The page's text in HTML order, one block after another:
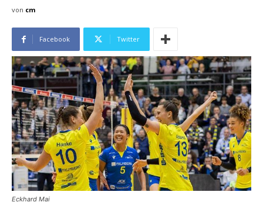
von cm
Facebook Twitter
Eckhard Mai